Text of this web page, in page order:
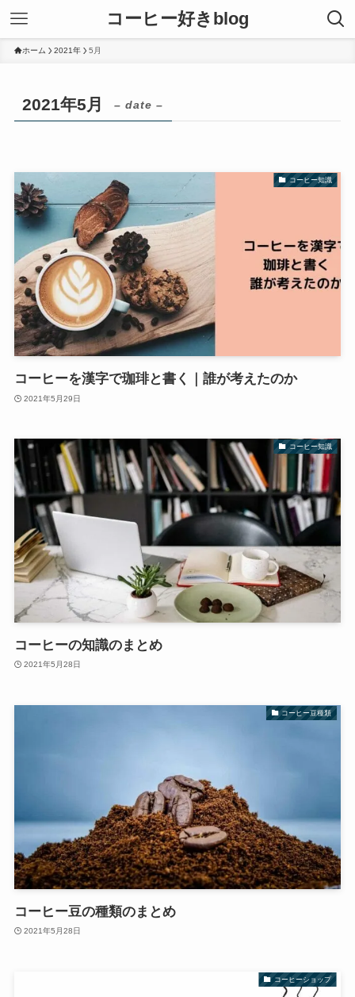
コーヒー好きblog
ホーム 2021年 5月
2021年5月 – date –
コーヒー知識
コーヒーを漢字で珈琲と書く｜誰が考えたのか
2021年5月29日
コーヒー知識
コーヒーの知識のまとめ
2021年5月28日
コーヒー豆種類
コーヒー豆の種類のまとめ
2021年5月28日
コーヒーショップ